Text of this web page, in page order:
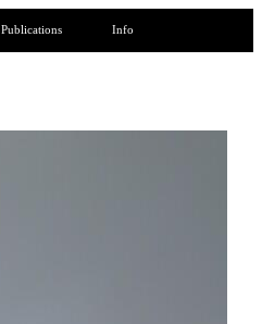
Publications Info